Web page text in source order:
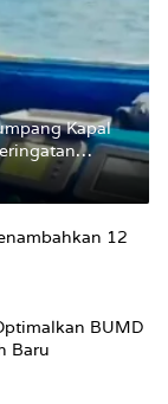
Kapal
12
BUMD
Baru